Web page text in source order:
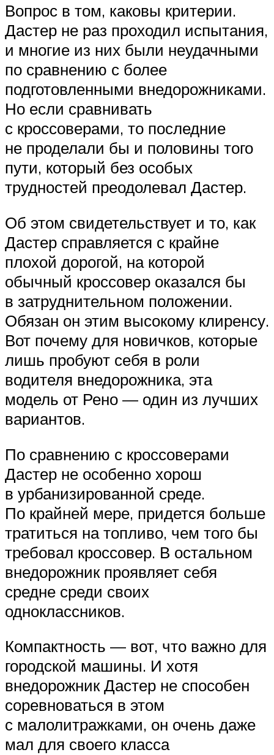
Вопрос в том, каковы критерии.
Дастер не раз проходил испытания,
и многие из них были неудачными
по сравнению с более
подготовленными внедорожниками.
Но если сравнивать
с кроссоверами, то последние
не проделали бы и половины того
пути, который без особых
трудностей преодолевал Дастер.
Об этом свидетельствует и то, как
Дастер справляется с крайне
плохой дорогой, на которой
обычный кроссовер оказался бы
в затруднительном положении.
Обязан он этим высокому клиренсу.
Вот почему для новичков, которые
лишь пробуют себя в роли
водителя внедорожника, эта
модель от Рено — один из лучших
вариантов.
По сравнению с кроссоверами
Дастер не особенно хорош
в урбанизированной среде.
По крайней мере, придется больше
тратиться на топливо, чем того бы
требовал кроссовер. В остальном
внедорожник проявляет себя
средне среди своих
одноклассников.
Компактность — вот, что важно для
городской машины. И хотя
внедорожник Дастер не способен
соревноваться в этом
с малолитражками, он очень даже
мал для своего класса